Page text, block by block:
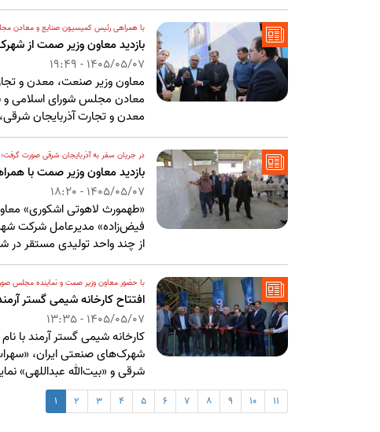
با همراهی رئیس کمیسیون صنایع و معادن
بازدید معاون وزیر صمت از
1405/05/07 - 19:49
معاون وزیر صنعت، معدن و
معادن مجلس شورای اسلامی و
معدن و تجارت آذربایجان
در جریان سفر به آذربایجان شرقی صورت گرفت؛
بازدید معاون وزیر صمت با
1405/05/07 - 18:20
«طهمورث لاهوتی اشکوری»
فیض‌زاده» مدیرعامل شرکت
از چند واحد تولیدی مستقر در
با حضور معاون وزیر صمت و نماینده مجلس
افتتاح کارخانه شیمی گستر
1405/05/07 - 13:35
کارخانه شیمی گستر آرمند با
شهرک‌های صنعتی ایران،
شرقی و «بیت‌الله عبداللهی»
1 2 3 4 5 6 7 8 9 10 11